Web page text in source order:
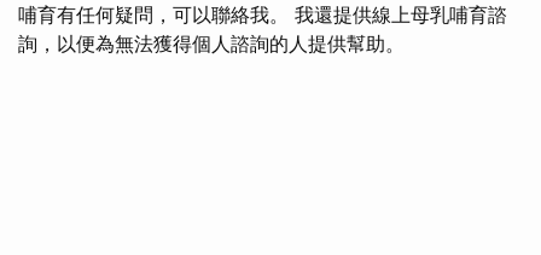
哺育有任何疑問，可以聯絡我。 我還提供線上母乳哺育諮
詢，以便為無法獲得個人諮詢的人提供幫助。